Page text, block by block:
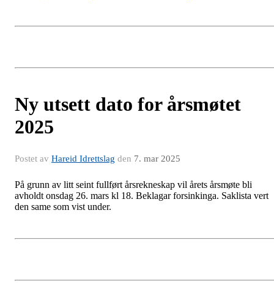
Ny utsett dato for årsmøtet
2025
Postet av Hareid Idrettslag den 7. mar 2025
På grunn av litt seint fullført årsrekneskap vil årets årsmøte bli
avholdt onsdag 26. mars kl 18. Beklagar forsinkinga. Saklista vert
den same som vist under.